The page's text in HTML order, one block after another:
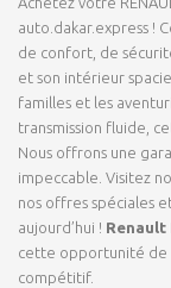
auto.dakar.express !
de confort, de
et son intérieur
familles et les
transmission fluide,
Nous offrons une
impeccable. Visitez
nos offres spéciales
aujourd’hui ! Renault
cette opportunité de
compétitif.